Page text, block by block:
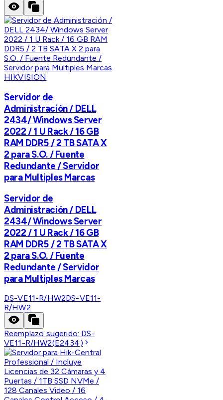
HIKVISION
Servidor de
Administración / DELL
2434/ Windows Server
2022 / 1 U Rack / 16 GB
RAM DDR5 / 2 TB SATA X
2 para S.O. / Fuente
Redundante / Servidor
para Multiples Marcas
Servidor de
Administración / DELL
2434/ Windows Server
2022 / 1 U Rack / 16 GB
RAM DDR5 / 2 TB SATA X
2 para S.O. / Fuente
Redundante / Servidor
para Multiples Marcas
DS-VE11-R/HW2DS-VE11-
R/HW2
Reemplazo sugerido: DS-
VE11-R/HW2(E2434)